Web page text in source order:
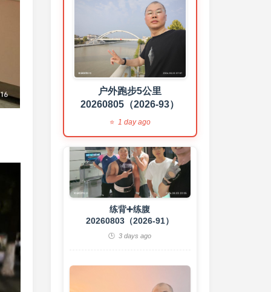
户外跑步5公里
20260805（2026-93）
1 day ago
健走一小时
20260804（2026-92）
2 days ago
练背➕练腹
20260803（2026-91）
3 days ago